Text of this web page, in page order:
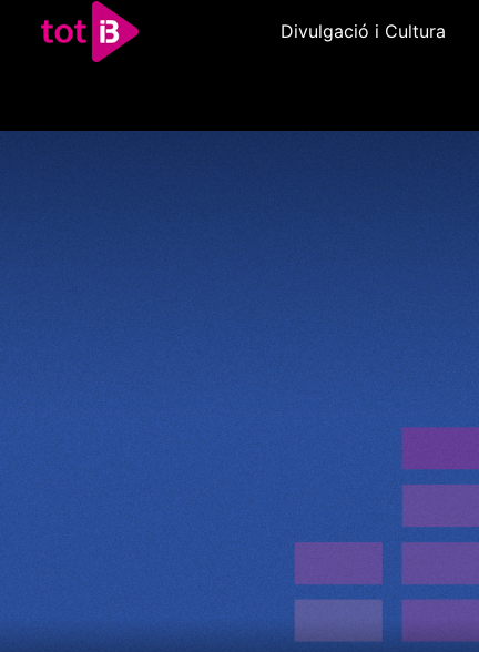
Divulgació i Cultura